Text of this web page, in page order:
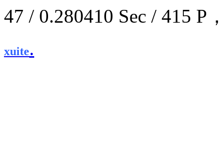
47 / 0.280410 Sec / 415
xuite.